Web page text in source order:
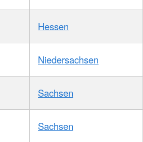
Hessen
Niedersachsen
Sachsen
Sachsen